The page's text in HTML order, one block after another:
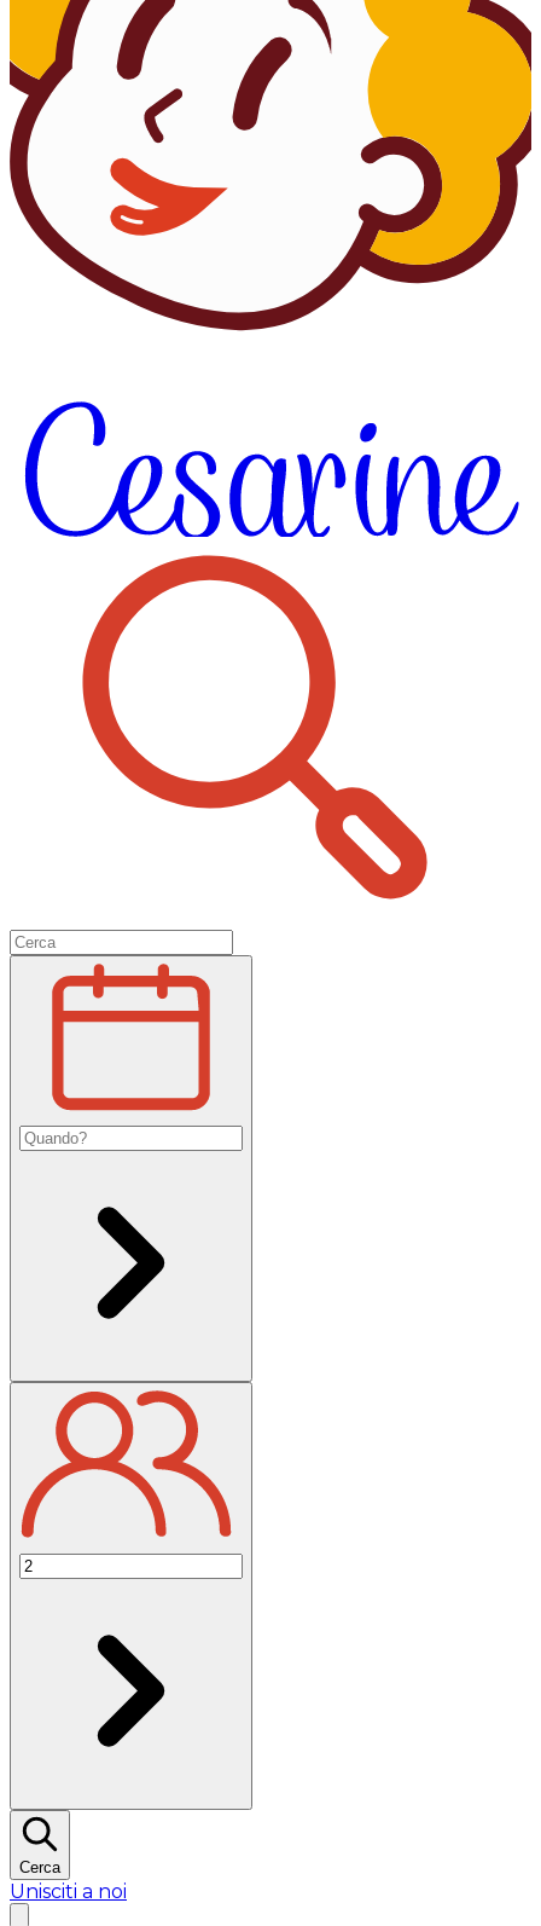
Cerca
Unisciti a noi